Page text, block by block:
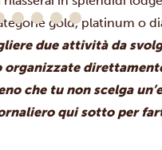
gold, platinum o
due attività da
organizzate
che tu non scelga
qui sotto per